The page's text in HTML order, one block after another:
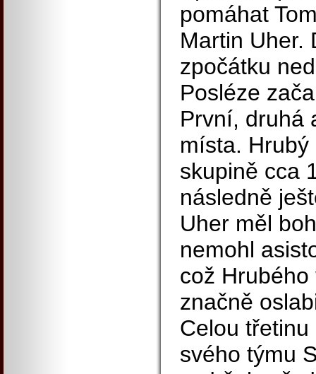
pomáhat
Martin Uher.
zpočátku
Posléze
První, druhá
místa.
skupině cca
následně
Uher měl
nemohl
což
značně
Celou
svého týmu